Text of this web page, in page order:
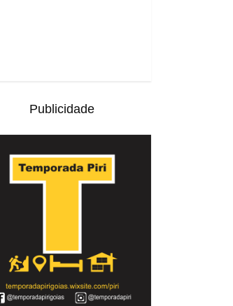
Publicidade